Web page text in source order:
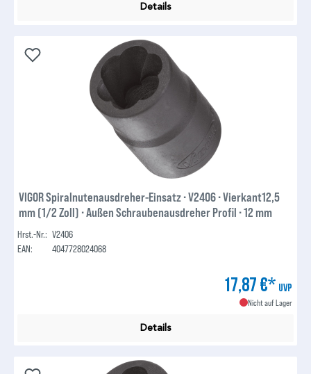
Details
VIGOR Spiralnutenausdreher-Einsatz ∙ V2406 ∙ Vierkant12,5
mm (1/2 Zoll) ∙ Außen Schraubenausdreher Profil ∙ 12 mm
Hrst.-Nr.: V2406
EAN:
4047728024068
17,87 €* UVP
Nicht auf Lager
Details